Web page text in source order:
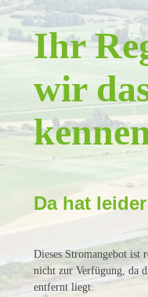
Ihr
wir
Da hat
Dieses Stromangebot ist
nicht zur Verfügung, da
entfernt liegt.